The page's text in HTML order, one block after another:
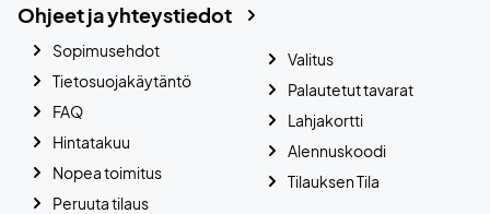
Ohjeet ja yhteystiedot
Sopimusehdot
Tietosuojakäytäntö
FAQ
Hintatakuu
Nopea toimitus
Peruuta tilaus
Valitus
Palautetut tavarat
Lahjakortti
Alennuskoodi
Tilauksen Tila